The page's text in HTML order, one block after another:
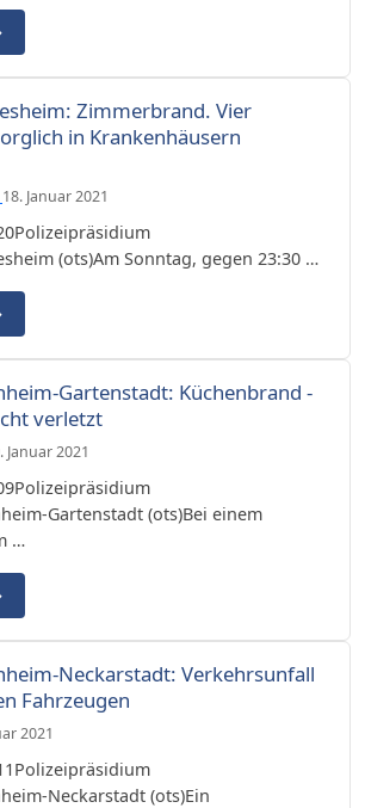
Zimmerbrand. Vier
in Krankenhäusern
18. Januar 2021
(ots)Am Sonntag, gegen 23:30 …
Gartenstadt: Küchenbrand -
verletzt
Januar 2021
Gartenstadt (ots)Bei einem
…
Neckarstadt: Verkehrsunfall
Fahrzeugen
2021
Neckarstadt (ots)Ein